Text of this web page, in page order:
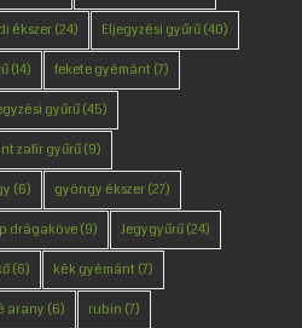
ékszer(24) Eljegyzési gyűrű(40)
(14) fekete gyémánt (7)
gyűrű(45)
zafír gyűrű(9)
(6) gyöngy ékszer(27)
drágaköve(9) Jegygyűrű(24)
(6) kék gyémánt (7)
arany (6) rubin (7)